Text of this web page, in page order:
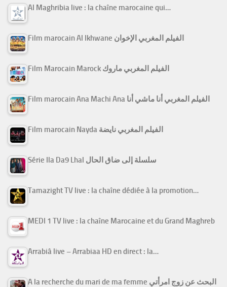
Al Maghribia live : la chaîne marocaine qui…
Film marocain Al Ikhwane الفيلم المغربي الإخوان
Film Marocain Marock الفيلم المغربي ماروك
Film marocain Ana Machi Ana الفيلم المغربي أنا ماشي أنا
Film marocain Nayda الفيلم المغربي نايضة
Série Ila Da9 Lhal سلسلة إلى ضاق الحال
Tamazight TV live : la chaîne dédiée à la promotion…
MEDI 1 TV live : la chaîne Marocaine et du Grand Maghreb
Arrabiâ live – Arrabiaa HD en direct : la…
A la recherche du mari de ma femme البحث عن زوج امرأتي